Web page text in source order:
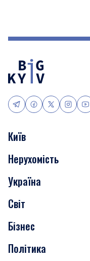
Київ
Події
Скандали
Нерухомість
Транспорт
Нерухомість
Україна
Світ
Бізнес
Політика